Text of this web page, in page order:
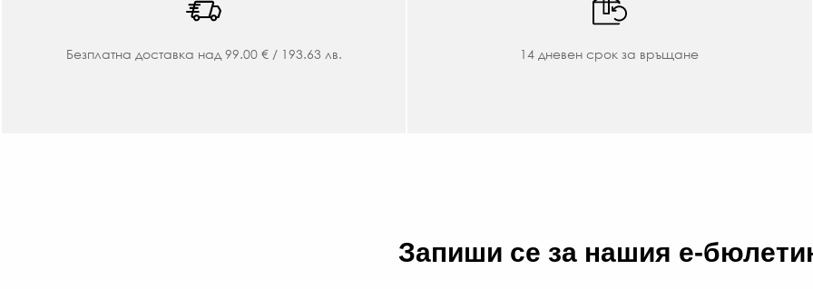
Безплатна доставка над 99.00 € / 193.63 лв. 14 дневен срок за връщане
Запиши се за нашия е-